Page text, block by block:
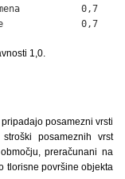
0,7
0,7
1,0.
posamezni vrsti
posameznih vrst
preračunani na
tlorisne površine objekta